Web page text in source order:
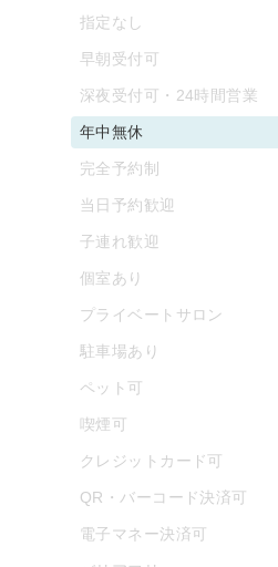
指定なし
早朝受付可
深夜受付可・24時間営業
年中無休
完全予約制
当日予約歓迎
子連れ歓迎
個室あり
プライベートサロン
駐車場あり
ペット可
喫煙可
クレジットカード可
QR・バーコード決済可
電子マネー決済可